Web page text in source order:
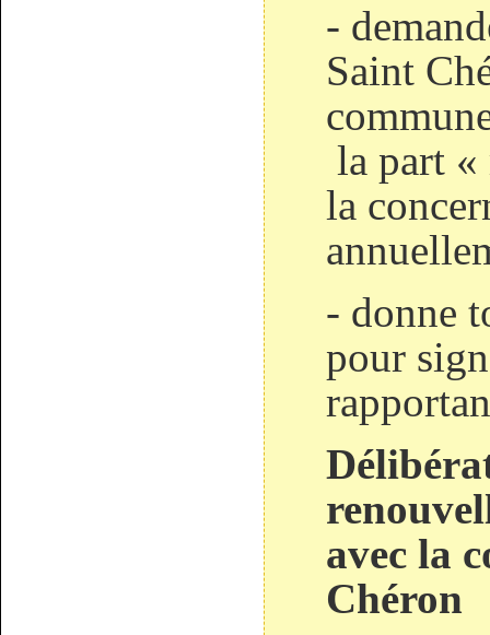
-
Saint
la part
la
- donne
pour
avec la
Chéron